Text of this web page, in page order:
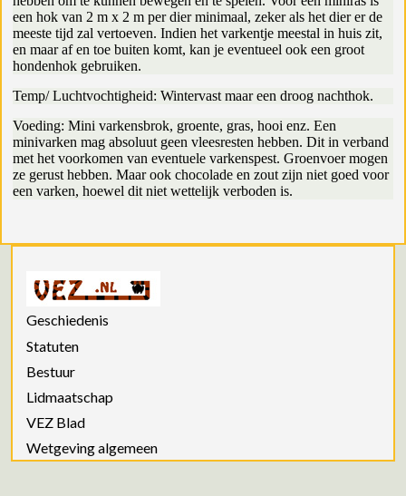
een hok van 2 m x 2 m per dier minimaal, zeker als het dier er de
meeste tijd zal vertoeven. Indien het varkentje meestal in huis zit,
en maar af en toe buiten komt, kan je eventueel ook een groot
hondenhok gebruiken.
Temp/ Luchtvochtigheid: Wintervast maar een droog nachthok.
Voeding: Mini varkensbrok, groente, gras, hooi enz. Een
minivarken mag absoluut geen vleesresten hebben. Dit in verband
met het voorkomen van eventuele varkenspest. Groenvoer mogen
ze gerust hebben. Maar ook chocolade en zout zijn niet goed voor
een varken, hoewel dit niet wettelijk verboden is.
Geschiedenis
Statuten
Bestuur
Lidmaatschap
VEZ Blad
Wetgeving algemeen